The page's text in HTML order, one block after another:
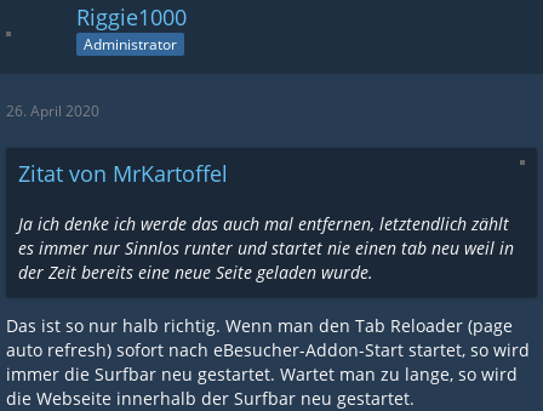
Riggie1000
Administrator
26. April 2020
Zitat von MrKartoffel
Ja ich denke ich werde das auch mal entfernen, letztendlich zählt
es immer nur Sinnlos runter und startet nie einen tab neu weil in
der Zeit bereits eine neue Seite geladen wurde.
Das ist so nur halb richtig. Wenn man den Tab Reloader (page
auto refresh) sofort nach eBesucher-Addon-Start startet, so wird
immer die Surfbar neu gestartet. Wartet man zu lange, so wird
die Webseite innerhalb der Surfbar neu gestartet.